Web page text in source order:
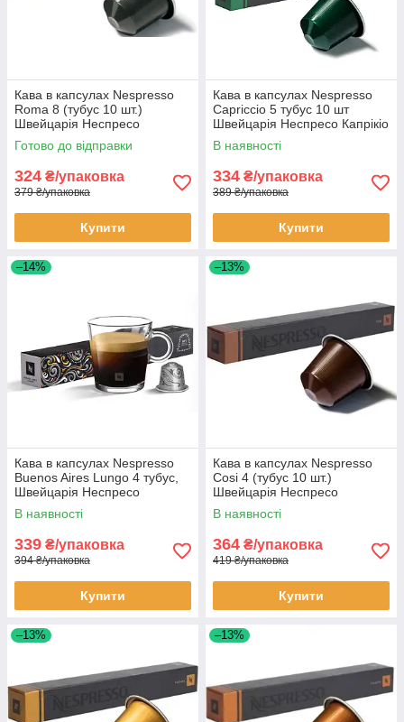
Кава в капсулах Nespresso
Roma 8 (тубус 10 шт.)
Швейцарія Неспресо
Готово до відправки
324 ₴/упаковка
379 ₴/упаковка
Купити
Кава в капсулах Nespresso
Capriccio 5 тубус 10 шт
Швейцарія Неспресо Капрікіо
В наявності
334 ₴/упаковка
389 ₴/упаковка
Купити
–14%
Кава в капсулах Nespresso
Buenos Aires Lungo 4 тубус,
Швейцарія Неспресо
В наявності
339 ₴/упаковка
394 ₴/упаковка
Купити
–13%
Кава в капсулах Nespresso
Cosi 4 (тубус 10 шт.)
Швейцарія Неспресо
оригінал
В наявності
364 ₴/упаковка
419 ₴/упаковка
Купити
–13% –13%